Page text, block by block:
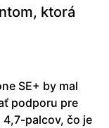
ktorá
SE+ by mal
podporu pre
palcov, čo je